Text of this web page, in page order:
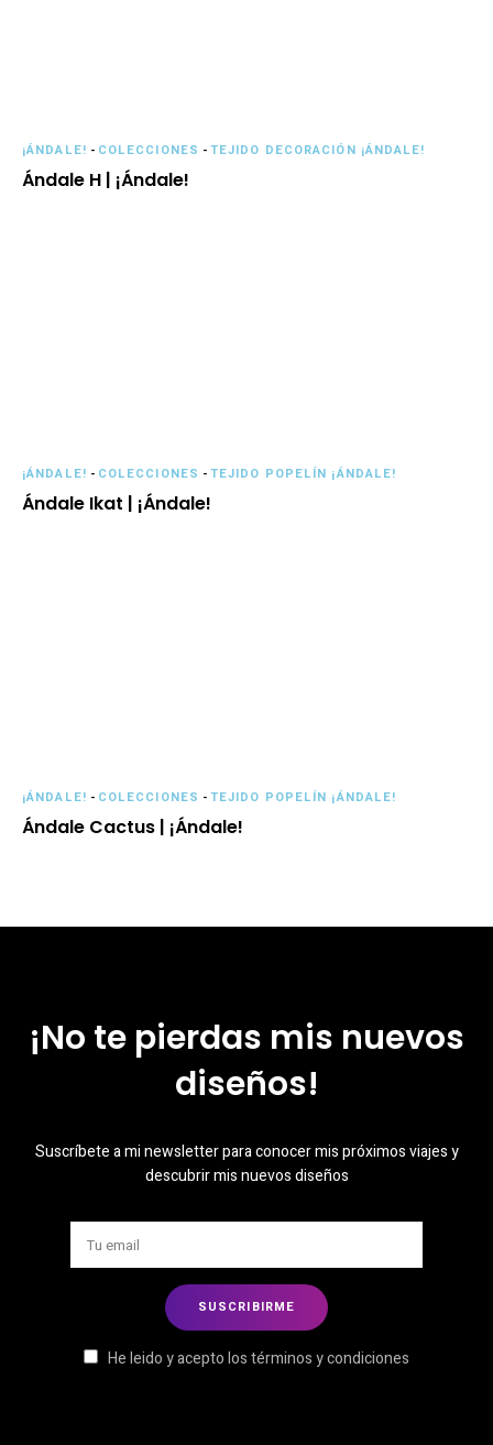
¡ÁNDALE! - COLECCIONES -TEJIDO DECORACIÓN ¡ÁNDALE!
Ándale H | ¡Ándale!
¡ÁNDALE! - COLECCIONES -TEJIDO POPELÍN ¡ÁNDALE!
Ándale Ikat | ¡Ándale!
¡ÁNDALE! - COLECCIONES -TEJIDO POPELÍN ¡ÁNDALE!
Ándale Cactus | ¡Ándale!
¡No te pierdas mis nuevos
diseños!
Suscríbete a mi newsletter para conocer mis próximos viajes y
descubrir mis nuevos diseños
He leido y acepto los términos y condiciones